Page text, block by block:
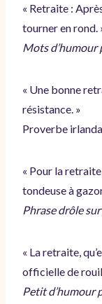
« Retraite :
tourner en rond.
Mots d’humour
« Une bonne
résistance. »
Proverbe
« Pour la
tondeuse à
Phrase drôle
« La retraite,
officielle de
Petit d’humour